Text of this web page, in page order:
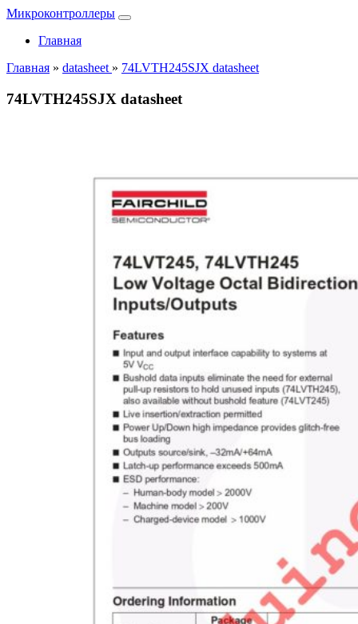
Микроконтроллеры
Главная
Главная » datasheet » 74LVTH245SJX datasheet
74LVTH245SJX datasheet